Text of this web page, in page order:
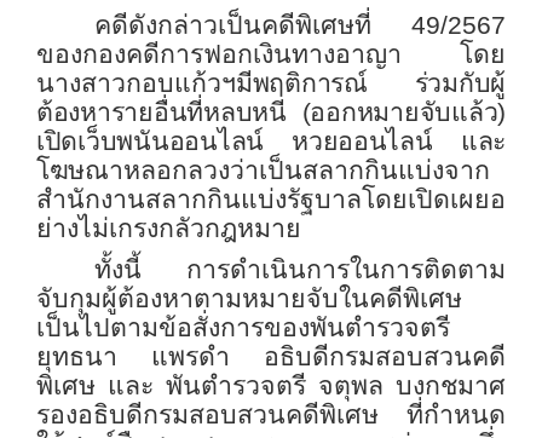
คดีดังกล่าวเป็นคดีพิเศษที่ 49/2567
ของกองคดีการฟอกเงินทางอาญา โดย
นางสาวกอบแก้วฯมีพฤติการณ์ ร่วมกับผู้
ต้องหารายอื่นที่หลบหนี (ออกหมายจับแล้ว)
เปิดเว็บพนันออนไลน์ หวยออนไลน์ และ
โฆษณาหลอกลวงว่าเป็นสลากกินแบ่งจาก
สำนักงานสลากกินแบ่งรัฐบาลโดยเปิดเผยอ
ย่างไม่เกรงกลัวกฎหมาย
ทั้งนี้ การดำเนินการในการติดตาม
จับกุมผู้ต้องหาตามหมายจับในคดีพิเศษ
เป็นไปตามข้อสั่งการของพันตำรวจตรี
ยุทธนา แพรดำ อธิบดีกรมสอบสวนคดี
พิเศษ และ พันตำรวจตรี จตุพล บงกชมาศ
รองอธิบดีกรมสอบสวนคดีพิเศษ ที่กำหนด